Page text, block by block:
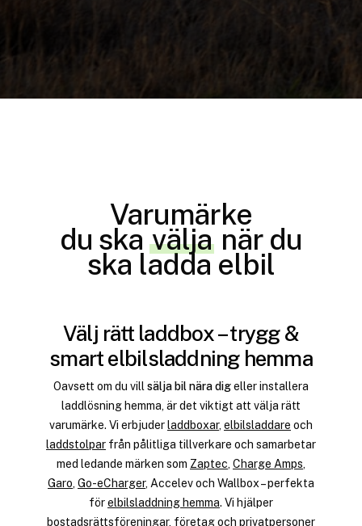
Varumärke
du skaväljanär du
ska ladda elbil
Välj rätt laddbox – trygg &
smart elbilsladdning hemma
Oavsett om du villsälja bil nära digeller installera
laddlösning hemma, är det viktigt att välja rätt
varumärke. Vi erbjuderladdboxar, elbilsladdare och
laddstolparfrån pålitliga tillverkare och samarbetar
med ledande märken som Zaptec, Charge Amps,
Garo, Go-eCharger, Accelev och Wallbox – perfekta
förelbilsladdning hemma. Vi hjälper
bostadsrättsföreningar, företagoch privatpersoner